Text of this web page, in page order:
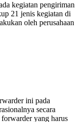
kegiatan pengiriman
21 jenis kegiatan di
oleh perusahaan
ini pada
secara
yang harus